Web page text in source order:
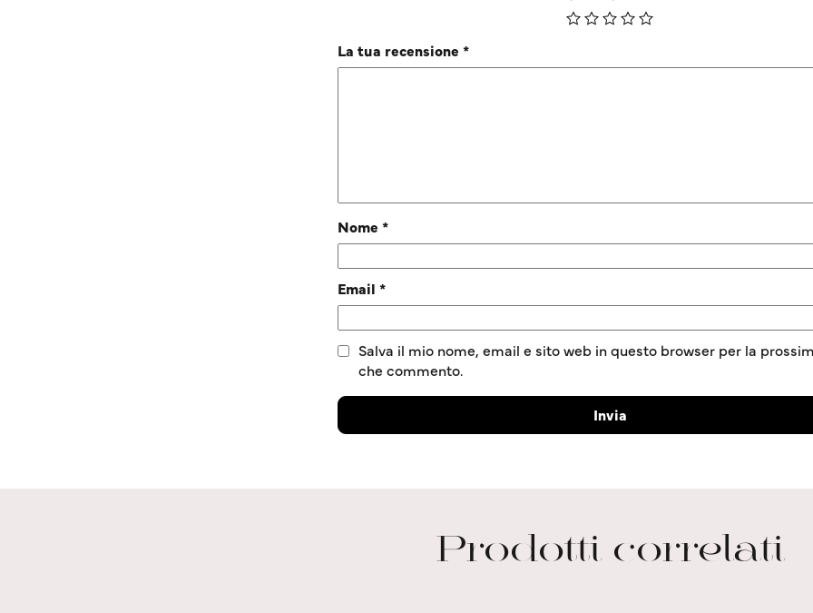
La tua recensione *
Nome *
Email *
Salva il mio nome, email e sito web in questo browser per la
che commento.
Prodotti correlati